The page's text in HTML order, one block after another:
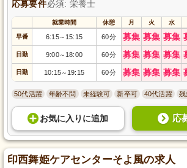
応募要件必須: 栄養士
就業時間 休憩 月 火 水
早番 6:15～ 15:15 60分 募集 募集 募集
日勤 9:00～ 18:00 60分 募集 募集 募集
日勤 10:15～ 19:15 60分 募集 募集 募集
50代活躍 年齢不問 未経験可 新卒可 40代活躍 残
お気に入り に追加 応
印西舞姫ケアセンターそよ風の求人